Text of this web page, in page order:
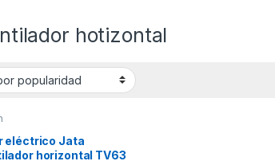
hotizontal
eléctrico Jata
horizontal TV63